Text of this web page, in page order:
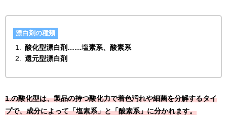
漂白剤の種類
酸化型漂白剤……塩素系、酸素系
還元型漂白剤
1.の酸化型は、製品の持つ酸化力で着色汚れや細菌を分解するタイ
プで、成分によって「塩素系」と「酸素系」に分かれます。